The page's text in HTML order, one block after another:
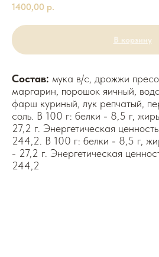
1400,00 р.
В корзину
Состав: мука в/с, дрожжи
маргарин, порошок яичный,
фарш куриный, лук репчатый,
соль. В 100 г: белки - 8,5 г,
27,2 г. Энергетическая
244,2. В 100 г: белки - 8,5 г,
- 27,2 г. Энергетическая
244,2